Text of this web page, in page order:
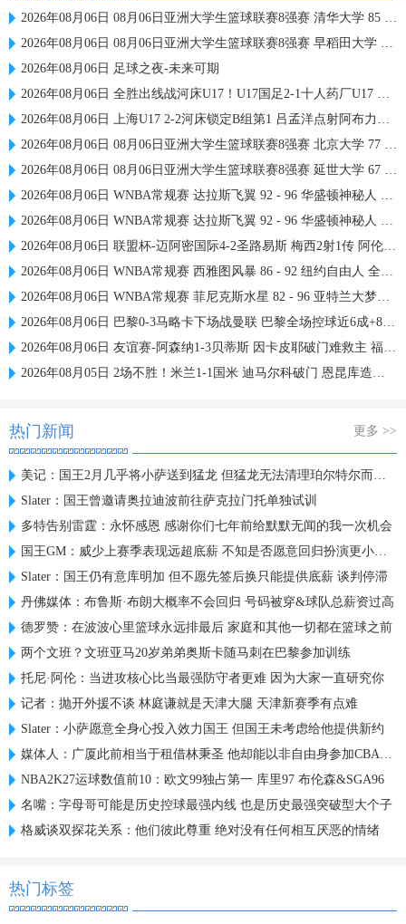
2026年08月06日 08月06日亚洲大学生篮球联赛8强赛 清华大学 85 - 81 菲律宾大学 集锦
2026年08月06日 08月06日亚洲大学生篮球联赛8强赛 早稻田大学 78 - 71 高丽大学 集锦
2026年08月06日 足球之夜-未来可期
2026年08月06日 全胜出线战河床U17！U17国足2-1十人药厂U17 赵松源登场1分钟传射
2026年08月06日 上海U17 2-2河床锁定B组第1 吕孟洋点射阿布力米破门 将战A组第2
2026年08月06日 08月06日亚洲大学生篮球联赛8强赛 北京大学 77 - 79 上海交通大学 集锦
2026年08月06日 08月06日亚洲大学生篮球联赛8强赛 延世大学 67 - 72 政治大学 集锦
2026年08月06日 WNBA常规赛 达拉斯飞翼 92 - 96 华盛顿神秘人 全场集锦
2026年08月06日 WNBA常规赛 达拉斯飞翼 92 - 96 华盛顿神秘人 全场集锦
2026年08月06日 联盟杯-迈阿密国际4-2圣路易斯 梅西2射1传 阿伦助攻戴帽
2026年08月06日 WNBA常规赛 西雅图风暴 86 - 92 纽约自由人 全场集锦
2026年08月06日 WNBA常规赛 菲尼克斯水星 82 - 96 亚特兰大梦想 全场集锦
2026年08月06日 巴黎0-3马略卡下场战曼联 巴黎全场控球近6成+8射3正未果
2026年08月06日 友谊赛-阿森纳1-3贝蒂斯 因卡皮耶破门难救主 福纳尔斯1射2传
2026年08月05日 2场不胜！米兰1-1国米 迪马尔科破门 恩昆库造点+点射拉莫斯登场
热门新闻 更多 >>
美记：国王2月几乎将小萨送到猛龙 但猛龙无法清理珀尔特尔而告吹
Slater：国王曾邀请奥拉迪波前往萨克拉门托单独试训
多特告别雷霆：永怀感恩 感谢你们七年前给默默无闻的我一次机会
国王GM：威少上赛季表现远超底薪 不知是否愿意回归扮演更小角色
Slater：国王仍有意库明加 但不愿先签后换只能提供底薪 谈判停滞
丹佛媒体：布鲁斯·布朗大概率不会回归 号码被穿&球队总薪资过高
德罗赞：在波波心里篮球永远排最后 家庭和其他一切都在篮球之前
两个文班？文班亚马20岁弟弟奥斯卡随马刺在巴黎参加训练
托尼·阿伦：当进攻核心比当最强防守者更难 因为大家一直研究你
记者：抛开外援不谈 林庭谦就是天津大腿 天津新赛季有点难
Slater：小萨愿意全身心投入效力国王 但国王未考虑给他提供新约
媒体人：广厦此前相当于租借林秉圣 他却能以非自由身参加CBA选秀
NBA2K27运球数值前10：欧文99独占第一 库里97 布伦森&SGA96
名嘴：字母哥可能是历史控球最强内线 也是历史最强突破型大个子
格威谈双探花关系：他们彼此尊重 绝对没有任何相互厌恶的情绪
热门标签